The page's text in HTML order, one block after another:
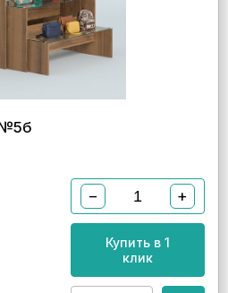
− +
Купить в 1
клик